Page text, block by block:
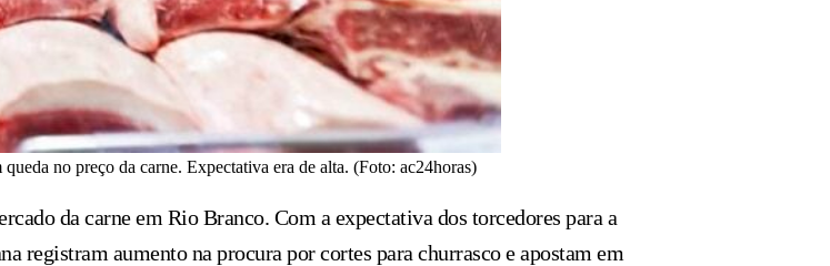
no preço da carne. Expectativa era de alta. (Foto: ac24horas)
da carne em Rio Branco. Com a expectativa dos torcedores para a
registram aumento na procura por cortes para churrasco e apostam em